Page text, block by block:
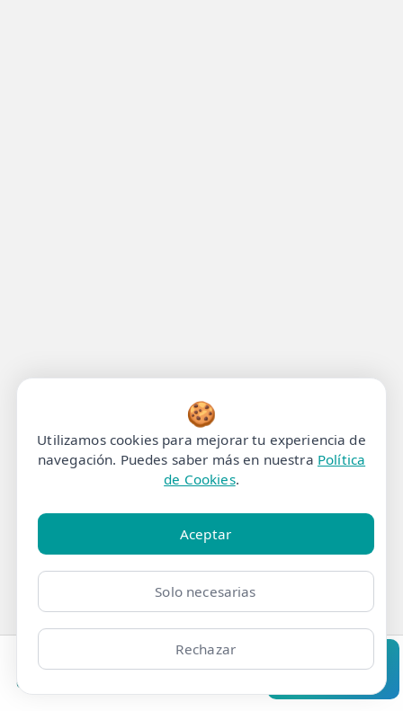
Clínicas
🍪
Utilizamos cookies para mejorar tu experiencia de
navegación. Puedes saber más en nuestra Política
de Cookies.
Aceptar
Solo necesarias
Rechazar